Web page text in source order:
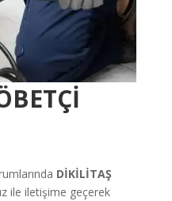
DİKİLİTAŞ
ile iletişime geçerek